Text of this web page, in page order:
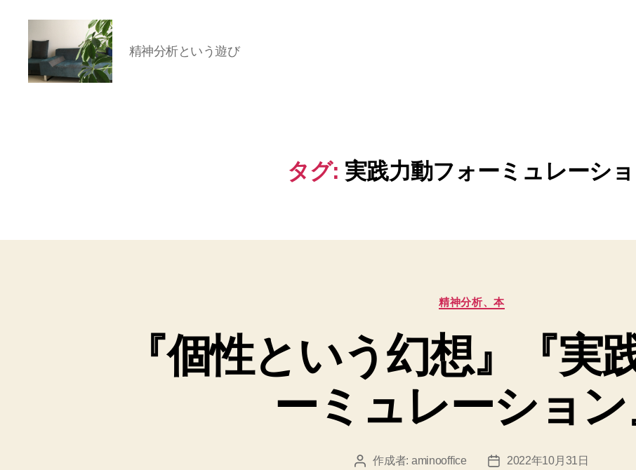
の
精神分析という遊び
タグ: 実践力動フォーミュレーシ
カ
テ
リ
ー
精神分析、本
『個性という幻想』『実
ーミュレーション
投 作成者: aminooffice
投
2022年10月31日